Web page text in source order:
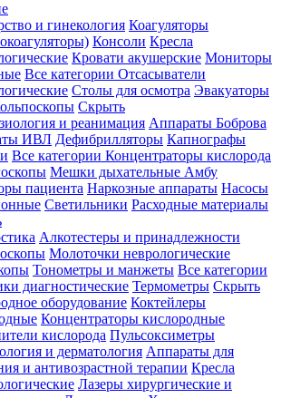
и гинекология Коагуляторы
Консоли Кресла
Кровати акушерские Мониторы
Все категории Отсасыватели
Столы для осмотра Эвакуаторы
Скрыть
и реанимация Аппараты Боброва
ИВЛ Дефибрилляторы Капнографы
Все категории Концентраторы кислорода
Мешки дыхательные Амбу
пациента Наркозные аппараты Насосы
Светильники Расходные материалы
Алкотестеры и принадлежности
Молоточки неврологические
Тонометры и манжеты Все категории
диагностические Термометры Скрыть
оборудование Коктейлеры
Концентраторы кислородные
кислорода Пульсоксиметры
и дерматология Аппараты для
и антивозрастной терапии Кресла
Лазеры хирургические и